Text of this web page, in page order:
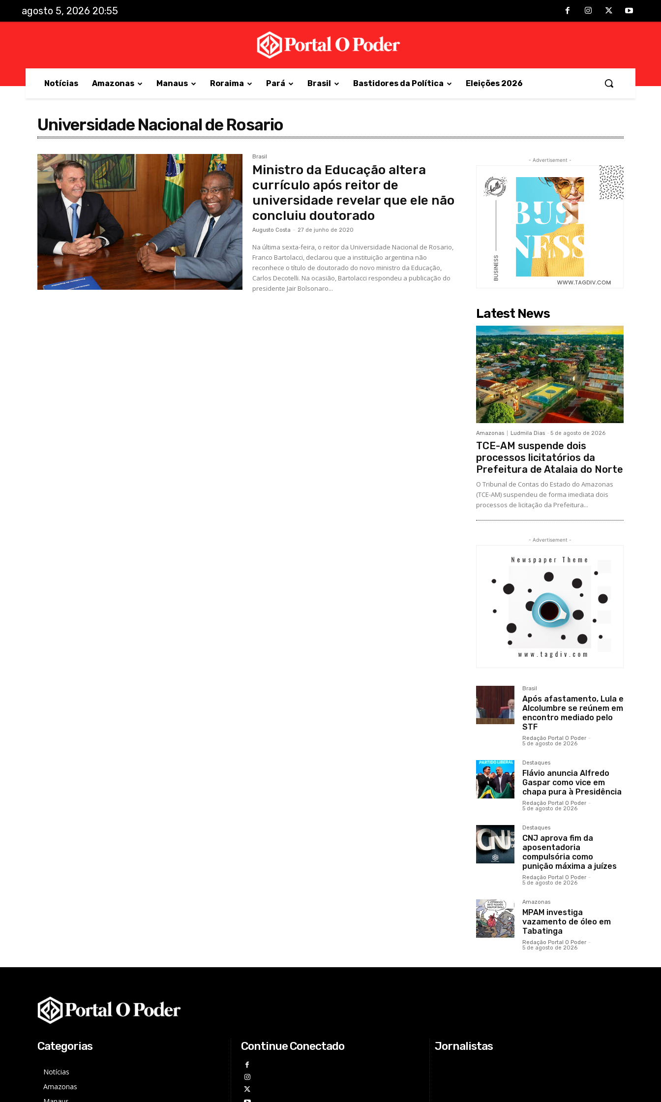
agosto 5, 2026 20:55
Notícias Amazonas Manaus Roraima Pará Brasil Bastidores da Política Eleições 2026
Universidade Nacional de Rosario
Brasil
Ministro da Educação altera
currículo após reitor de
universidade revelar que ele não
concluiu doutorado
Augusto Costa - 27 de junho de 2020
Na última sexta-feira, o reitor da Universidade Nacional de Rosario,
Franco Bartolacci, declarou que a instituição argentina não
reconhece o título de doutorado do novo ministro da Educação,
Carlos Decotelli. Na ocasião, Bartolacci respondeu a publicação do
presidente Jair Bolsonaro...
- Advertisement -
Latest News
Amazonas Ludmila Dias - 5 de agosto de 2026
TCE-AM suspende dois
processos licitatórios da
Prefeitura de Atalaia do Norte
O Tribunal de Contas do Estado do Amazonas
(TCE-AM) suspendeu de forma imediata dois
processos de licitação da Prefeitura...
- Advertisement -
Brasil
Após afastamento, Lula e
Alcolumbre se reúnem em
encontro mediado pelo
STF
Redação Portal O Poder -
5 de agosto de 2026
Destaques
Flávio anuncia Alfredo
Gaspar como vice em
chapa pura à Presidência
Redação Portal O Poder -
5 de agosto de 2026
Destaques
CNJ aprova fim da
aposentadoria
compulsória como
punição máxima a juízes
Redação Portal O Poder -
5 de agosto de 2026
Amazonas
MPAM investiga
vazamento de óleo em
Tabatinga
Redação Portal O Poder -
5 de agosto de 2026
Categorias
Notícias
Amazonas
Continue Conectado Jornalistas